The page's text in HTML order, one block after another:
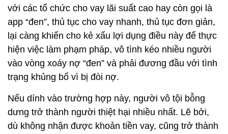
với các tổ chức cho vay lãi suất cao hay còn gọi là
app “đen”, thủ tục cho vay nhanh, thủ tục đơn giản,
lại càng khiến cho kẻ xấu lợi dụng điều này để thực
hiện việc làm phạm pháp, vô tình kéo nhiều người
vào vòng xoáy nợ “đen” và phải đương đầu với tình
trạng khủng bố vì bị đòi nợ.
Nếu dính vào trường hợp này, người vô tội bỗng
dưng trở thành người thiệt hại nhiều nhất. Lẽ bởi,
dù không nhận được khoản tiền vay, cũng trở thành